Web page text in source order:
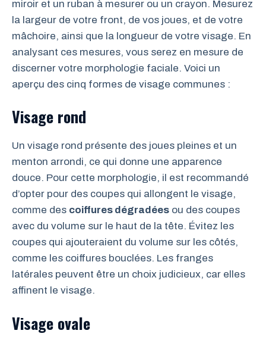
miroir et un ruban à mesurer ou un crayon. Mesurez
la largeur de votre front, de vos joues, et de votre
mâchoire, ainsi que la longueur de votre visage. En
analysant ces mesures, vous serez en mesure de
discerner votre morphologie faciale. Voici un
aperçu des cinq formes de visage communes :
Visage rond
Un visage rond présente des joues pleines et un
menton arrondi, ce qui donne une apparence
douce. Pour cette morphologie, il est recommandé
d’opter pour des coupes qui allongent le visage,
comme des coiffures dégradées ou des coupes
avec du volume sur le haut de la tête. Évitez les
coupes qui ajouteraient du volume sur les côtés,
comme les coiffures bouclées. Les franges
latérales peuvent être un choix judicieux, car elles
affinent le visage.
Visage ovale